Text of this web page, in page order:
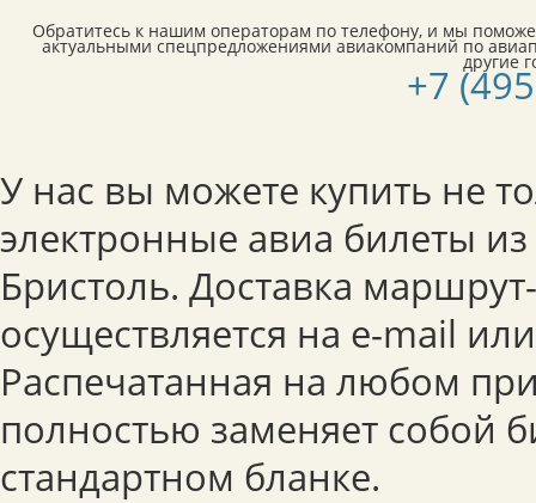
Обратитесь к нашим операторам по телефону, и мы
актуальными спецпредложениями авиакомпаний по
другие
+7
У нас вы можете купить не
электронные авиа билеты
Бристоль. Доставка
осуществляется на e-mail
Распечатанная на любом
полностью заменяет собой
стандартном бланке.